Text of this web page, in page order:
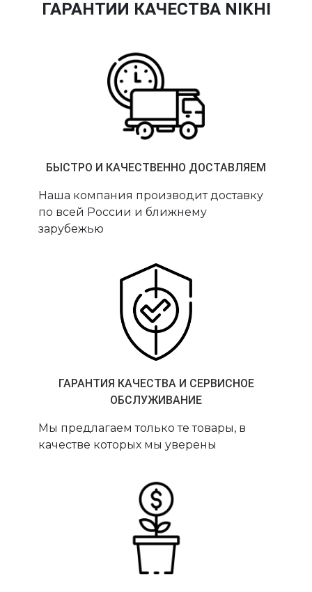
ГАРАНТИИ КАЧЕСТВА NIKHI
БЫСТРО И КАЧЕСТВЕННО ДОСТАВЛЯЕМ
Наша компания производит доставку
по всей России и ближнему
зарубежью
ГАРАНТИЯ КАЧЕСТВА И СЕРВИСНОЕ
ОБСЛУЖИВАНИЕ
Мы предлагаем только те товары, в
качестве которых мы уверены